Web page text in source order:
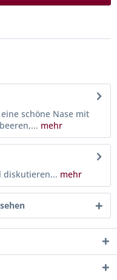
schöne Nase mit
mehr
diskutieren... mehr